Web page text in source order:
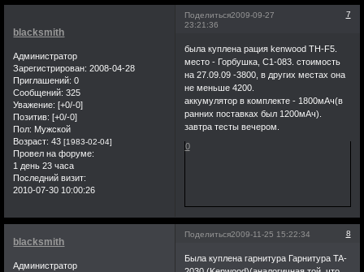
Поделиться 7
2009-09-27
23:21:36
blacksmith
Администратор
Зарегистрирован: 2008-04-28
Приглашений: 0
Сообщений: 325
Уважение: [+0/-0]
Позитив: [+0/-0]
Пол: Мужской
Возраст: 43[1983-02-04]
Провел на форуме:
1 день 23 часа
Последний визит:
2010-07-30 10:00:26
была куплена рация kenwood TH-F5.
место - Горбушка, С1-083. стоимость
на 27.09.09 -3800, в других местах она
не меньше 4200.
аккумулятор в комплекте - 1800мАч(в
ранних поставках был 1200мАч).
завтра тесты вечером.
0
Поделиться 8
2009-11-25 15:22:34
blacksmith
Администратор
Была куплена гарнитура Гарнитура TA-